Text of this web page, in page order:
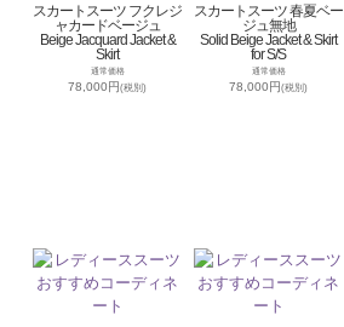
スカートスーツ フクレジ
ャカードベージュ
Beige Jacquard Jacket &
Skirt
通常価格
78,000円(税別)
スカートスーツ 春夏ベー
ジュ無地
Solid Beige Jacket & Skirt
for S/S
通常価格
78,000円(税別)